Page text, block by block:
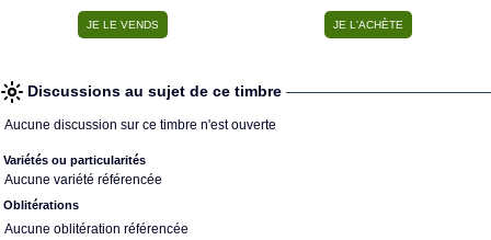
Discussions au sujet de ce timbre
Aucune discussion sur ce timbre n'est ouverte
Variétés ou particularités
Aucune variété référencée
Oblitérations
Aucune oblitération référencée